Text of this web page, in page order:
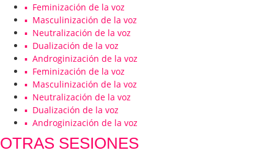
▪️ Feminización de la voz
▪️ Masculinización de la voz
▪️ Neutralización de la voz
▪️ Dualización de la voz
▪️ Androginización de la voz
▪️ Feminización de la voz
▪️ Masculinización de la voz
▪️ Neutralización de la voz
▪️ Dualización de la voz
▪️ Androginización de la voz
OTRAS SESIONES